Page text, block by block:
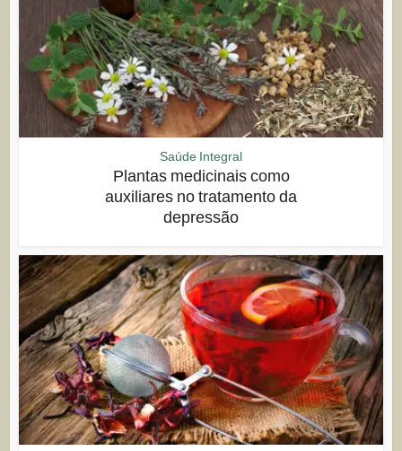
Saúde Integral
Plantas medicinais como
auxiliares no tratamento da
depressão